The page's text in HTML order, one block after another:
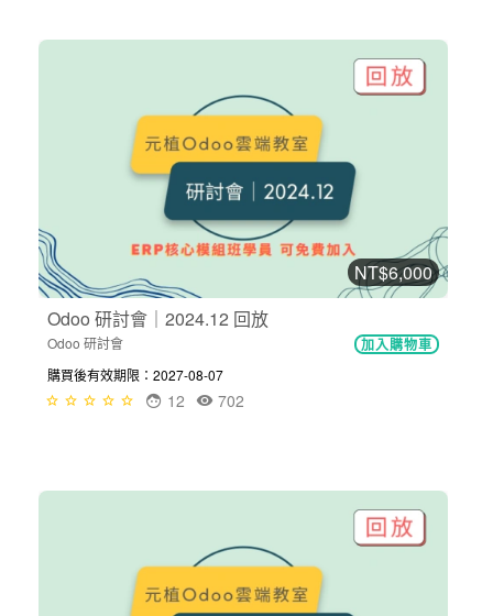
NT$6,000
Odoo 研討會｜2024.12 回放
Odoo 研討會 加入購物車
購買後有效期限：2027-08-07
702
12